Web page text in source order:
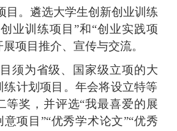
目。遴选大学生创新创业训练
业训练项目”和“创业实践项
展项目推介、宣传与交流。
须为省级、 国家级立项的大
练计划项目。年会将设立特等
等奖，并评选“我最喜爱的展
意项目”“优秀学术论文”“优秀